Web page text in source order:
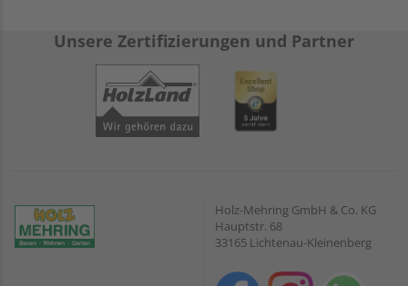
Unsere Zertifizierungen und Partner
Holz-Mehring GmbH & Co. KG
Hauptstr. 68
33165 Lichtenau-Kleinenberg